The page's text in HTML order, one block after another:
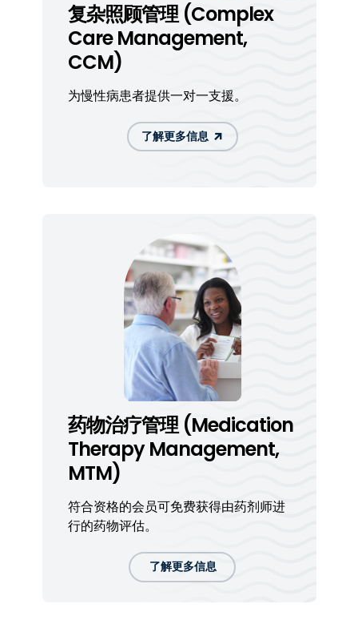
复杂照顾管理 (Complex
Care Management,
CCM)
为慢性病患者提供一对一支援。
了解更多信息
药物治疗管理 (Medication
Therapy Management,
MTM)
符合资格的会员可免费获得由药剂师进
行的药物评估。
了解更多信息